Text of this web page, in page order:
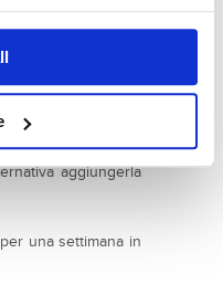
disposizione una
pronta in ogni
il budino
con della frutta e
aggiungerla
una settimana in